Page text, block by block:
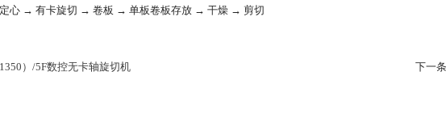
心 → 有卡旋切 → 卷板 → 单板卷板存放 → 干燥 → 剪切
）/5F数控无卡轴旋切机 下一